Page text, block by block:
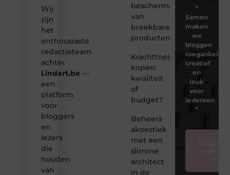
Wij
zijn
het
enthousiaste
redactieteam
achter
Lindart.be —
een
platform
voor
bloggers
en
lezers
die
houden
van
beschermen
van
breekbare
producten
Krachttoestel
kopen:
kwaliteit
of
budget?
Beheers
akoestiek
met een
slimme
architect
in de
❝
Samen
maken
we
bloggen
toegankelijk,
creatief
en
leuk
voor
iedereen
❞